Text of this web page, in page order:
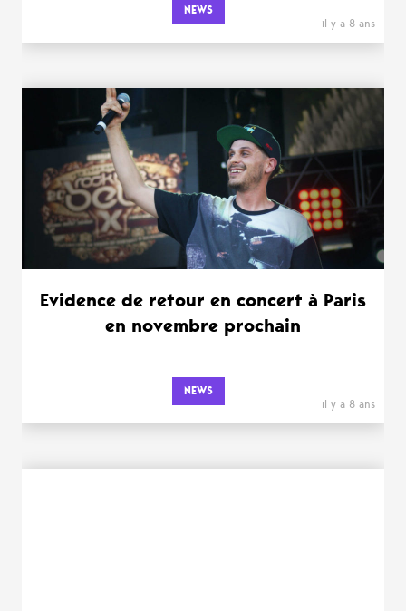
NEWS
il y a 8 ans
Evidence de retour en concert à Paris
en novembre prochain
NEWS
il y a 8 ans